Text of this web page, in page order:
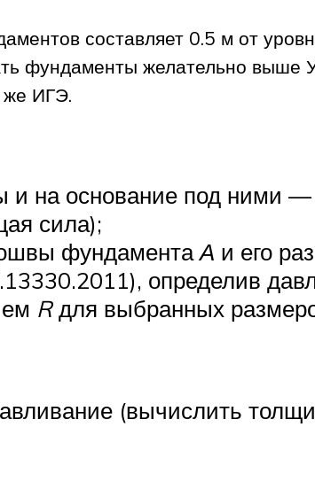
составляет 0.5 м от
фундаменты желательно выше
же ИГЭ.
и на основание под ними —
сила);
фундаментаА и его
определив
Rдля выбранных
(вычислить